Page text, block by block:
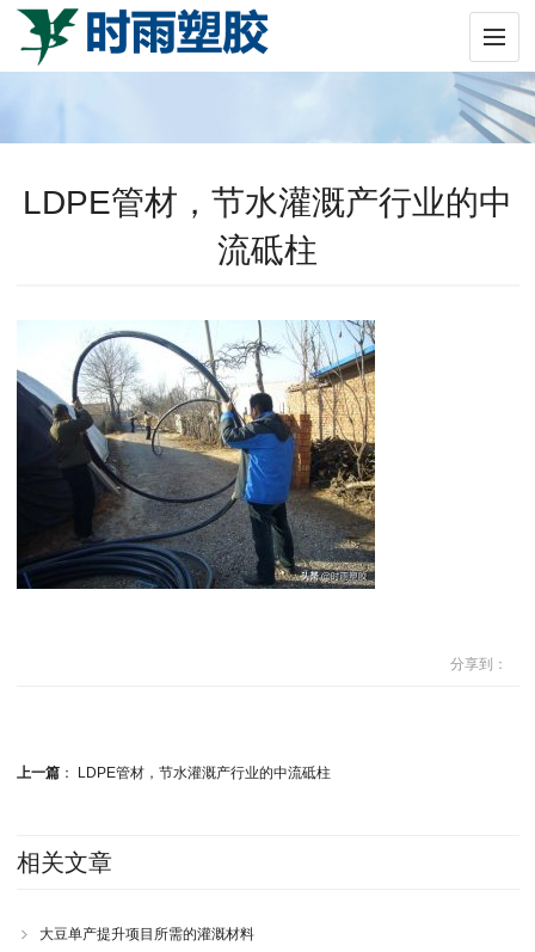
LDPE管材，节水灌溉产行业的中
流砥柱
分享到：
上一篇： LDPE管材，节水灌溉产行业的中流砥柱
相关文章
大豆单产提升项目所需的灌溉材料